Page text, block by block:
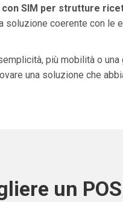
con SIM per strutture
soluzione coerente con le
più mobilità o
una soluzione che
un